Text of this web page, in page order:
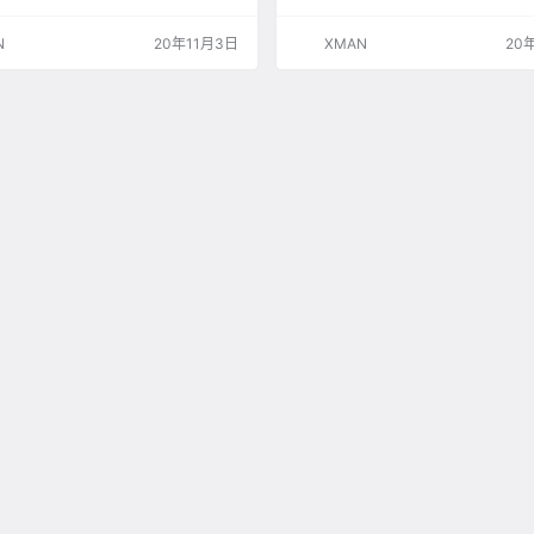
Valve创始人Gabe Newell正在为慈
20年11月3日
相对来说情况却要好得多：只有不
XMAN 20